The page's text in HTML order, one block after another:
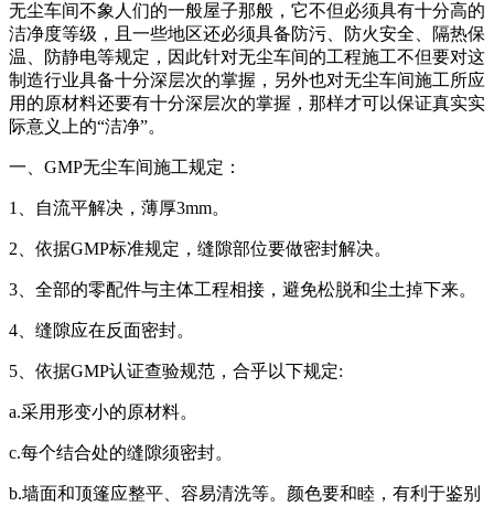
无尘车间不象人们的一般屋子那般，它不但必须具有十分高的
洁净度等级，且一些地区还必须具备防污、防火安全、隔热保
温、防静电等规定，因此针对无尘车间的工程施工不但要对这
制造行业具备十分深层次的掌握，另外也对无尘车间施工所应
用的原材料还要有十分深层次的掌握，那样才可以保证真实实
际意义上的“洁净”。
一、GMP无尘车间施工规定：
1、自流平解决，薄厚3mm。
2、依据GMP标准规定，缝隙部位要做密封解决。
3、全部的零配件与主体工程相接，避免松脱和尘土掉下来。
4、缝隙应在反面密封。
5、依据GMP认证查验规范，合乎以下规定:
a.采用形变小的原材料。
c.每个结合处的缝隙须密封。
b.墙面和顶篷应整平、容易清洗等。颜色要和睦，有利于鉴别